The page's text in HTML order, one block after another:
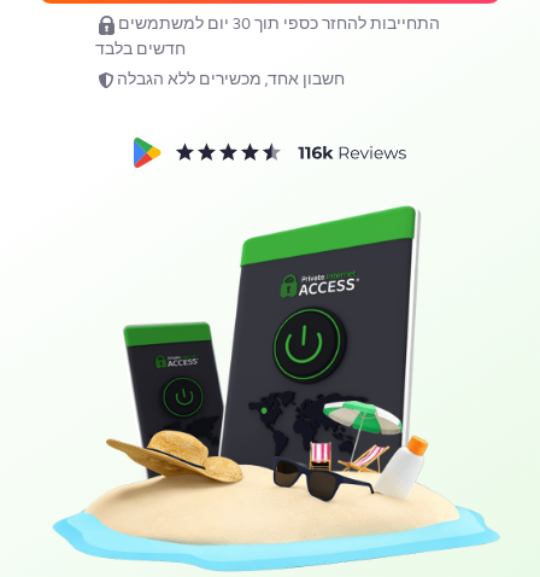
תשיגו את PIA VPN
התחייבות להחזר כספי תוך 30 יום למשתמשים
חדשים בלבד
חשבון אחד, מכשירים ללא הגבלה